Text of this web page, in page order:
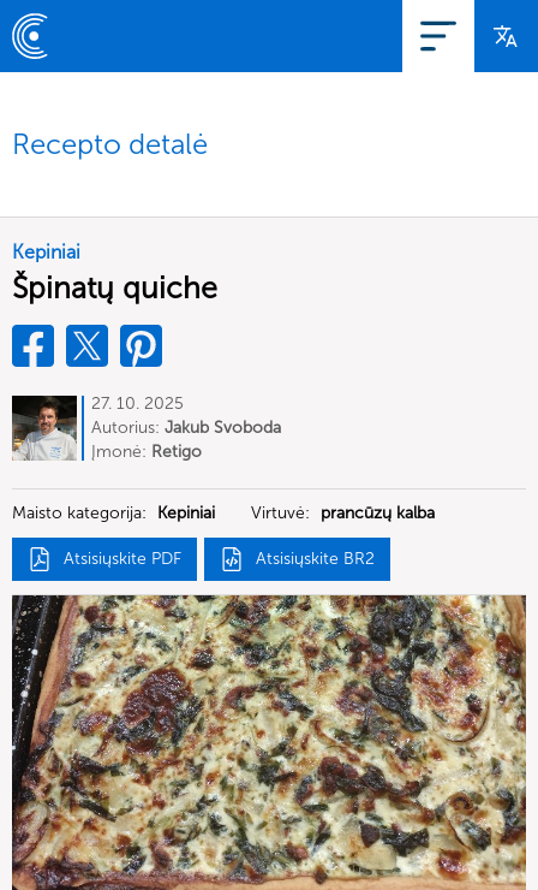
Recepto detalė
Kepiniai
Špinatų quiche
27. 10. 2025
Autorius: Jakub Svoboda
Įmonė: Retigo
Maisto kategorija: Kepiniai Virtuvė: prancūzų kalba
Atsisiųskite PDF Atsisiųskite BR2